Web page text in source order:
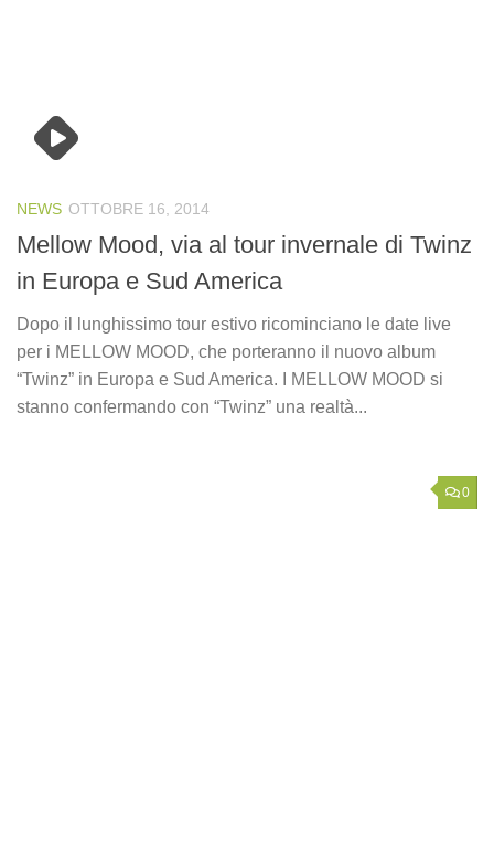
NEWS OTTOBRE 16, 2014
Mellow Mood, via al tour invernale di Twinz
in Europa e Sud America
Dopo il lunghissimo tour estivo ricominciano le date live
per i MELLOW MOOD, che porteranno il nuovo album
“Twinz” in Europa e Sud America. I MELLOW MOOD si
stanno confermando con “Twinz” una realtà...
0